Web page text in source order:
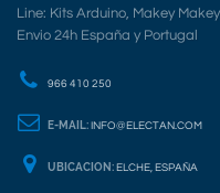
Line: Kits Arduino, Makey
Envio 24h España y Portugal
966 410 250
E-MAIL: INFO@ELECTAN.COM
UBICACION: ELCHE, ESPAÑA